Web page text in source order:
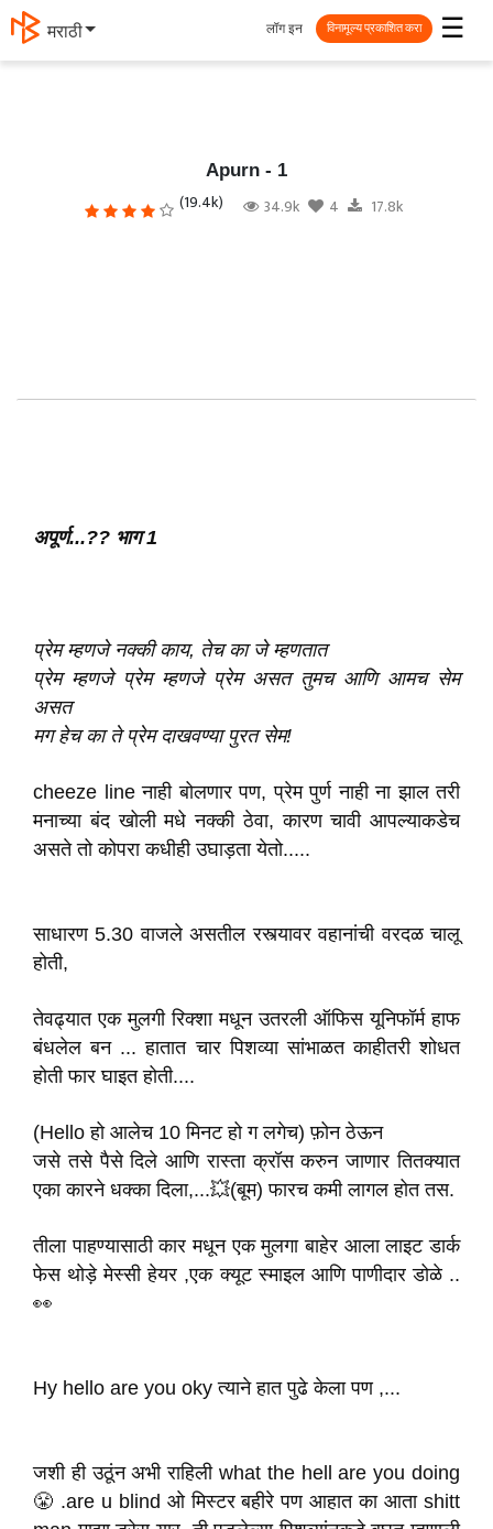
தமிழ் ☰
लॉग इन विनामूल्य प्रकाशित करा
Apurn - 1
(19.4k) 34.9k 4 17.8k
अपूर्ण...?? भाग 1
प्रेम म्हणजे नक्की काय, तेच का जे म्हणतात
प्रेम म्हणजे प्रेम म्हणजे प्रेम असत तुमच आणि आमच सेम
असत
मग हेच का ते प्रेम दाखवण्या पुरत सेम!
cheeze line नाही बोलणार पण, प्रेम पुर्ण नाही ना झाल तरी
मनाच्या बंद खोली मधे नक्की ठेवा, कारण चावी आपल्याकडेच
असते तो कोपरा कधीही उघाड़ता येतो.....
साधारण 5.30 वाजले असतील रस्त्यावर वहानांची वरदळ चालू
होती,
तेवढ्यात एक मुलगी रिक्शा मधून उतरली ऑफिस यूनिफॉर्म हाफ
बंधलेल बन ... हातात चार पिशव्या सांभाळत काहीतरी शोधत
होती फार घाइत होती....
(Hello हो आलेच 10 मिनट हो ग लगेच) फ़ोन ठेऊन
जसे तसे पैसे दिले आणि रास्ता क्रॉस करुन जाणार तितक्यात
एका कारने धक्का दिला,...💥(बूम) फारच कमी लागल होत तस.
तीला पाहण्यासाठी कार मधून एक मुलगा बाहेर आला लाइट डार्क
फेस थोड़े मेस्सी हेयर ,एक क्यूट स्माइल आणि पाणीदार डोळे ..
👀
Hy hello are you oky त्याने हात पुढे केला पण ,...
जशी ही उठूंन अभी राहिली what the hell are you doing
😤 .are u blind ओ मिस्टर बहीरे पण आहात का आता shitt